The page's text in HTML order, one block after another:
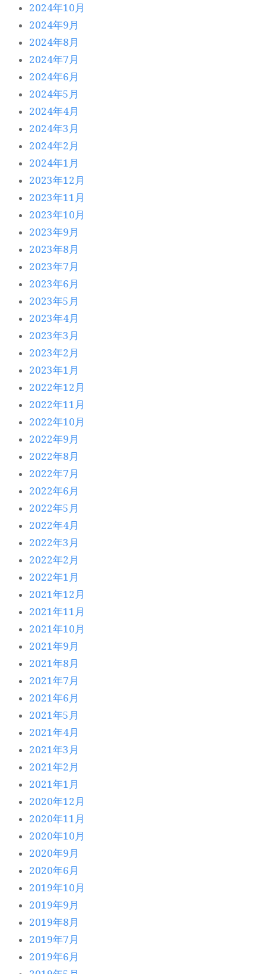
2024年10月
2024年9月
2024年8月
2024年7月
2024年6月
2024年5月
2024年4月
2024年3月
2024年2月
2024年1月
2023年12月
2023年11月
2023年10月
2023年9月
2023年8月
2023年7月
2023年6月
2023年5月
2023年4月
2023年3月
2023年2月
2023年1月
2022年12月
2022年11月
2022年10月
2022年9月
2022年8月
2022年7月
2022年6月
2022年5月
2022年4月
2022年3月
2022年2月
2022年1月
2021年12月
2021年11月
2021年10月
2021年9月
2021年8月
2021年7月
2021年6月
2021年5月
2021年4月
2021年3月
2021年2月
2021年1月
2020年12月
2020年11月
2020年10月
2020年9月
2020年6月
2019年10月
2019年9月
2019年8月
2019年7月
2019年6月